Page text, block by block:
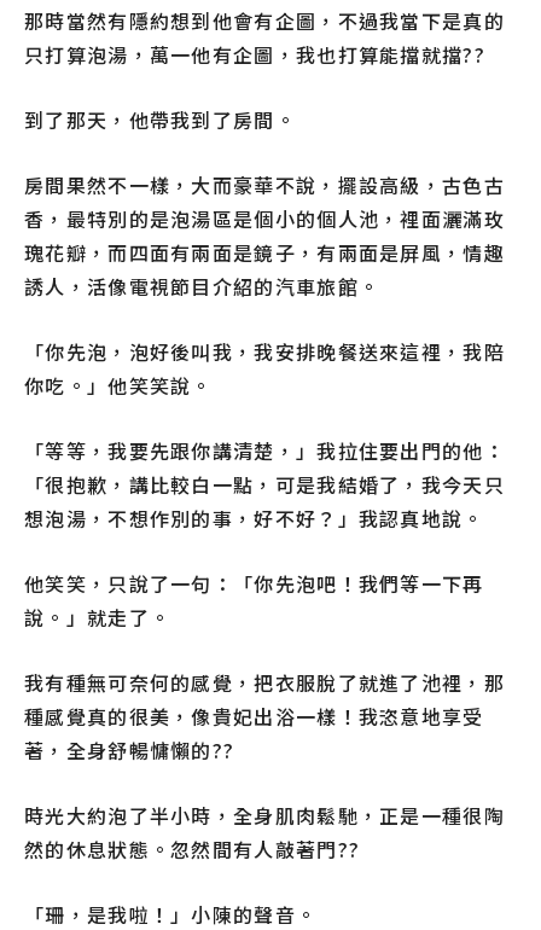
那時當然有隱約想到他會有企圖，不過我當下是真的
只打算泡湯，萬一他有企圖，我也打算能擋就擋??
到了那天，他帶我到了房間。
房間果然不一樣，大而豪華不說，擺設高級，古色古
香，最特別的是泡湯區是個小的個人池，裡面灑滿玫
瑰花瓣，而四面有兩面是鏡子，有兩面是屏風，情趣
誘人，活像電視節目介紹的汽車旅館。
「你先泡，泡好後叫我，我安排晚餐送來這裡，我陪
你吃。」他笑笑說。
「等等，我要先跟你講清楚，」我拉住要出門的他：
「很抱歉，講比較白一點，可是我結婚了，我今天只
想泡湯，不想作別的事，好不好？」我認真地說。
他笑笑，只說了一句：「你先泡吧！我們等一下再
說。」就走了。
我有種無可奈何的感覺，把衣服脫了就進了池裡，那
種感覺真的很美，像貴妃出浴一樣！我恣意地享受
著，全身舒暢慵懶的??
時光大約泡了半小時，全身肌肉鬆馳，正是一種很陶
然的休息狀態。忽然間有人敲著門??
「珊，是我啦！」小陳的聲音。